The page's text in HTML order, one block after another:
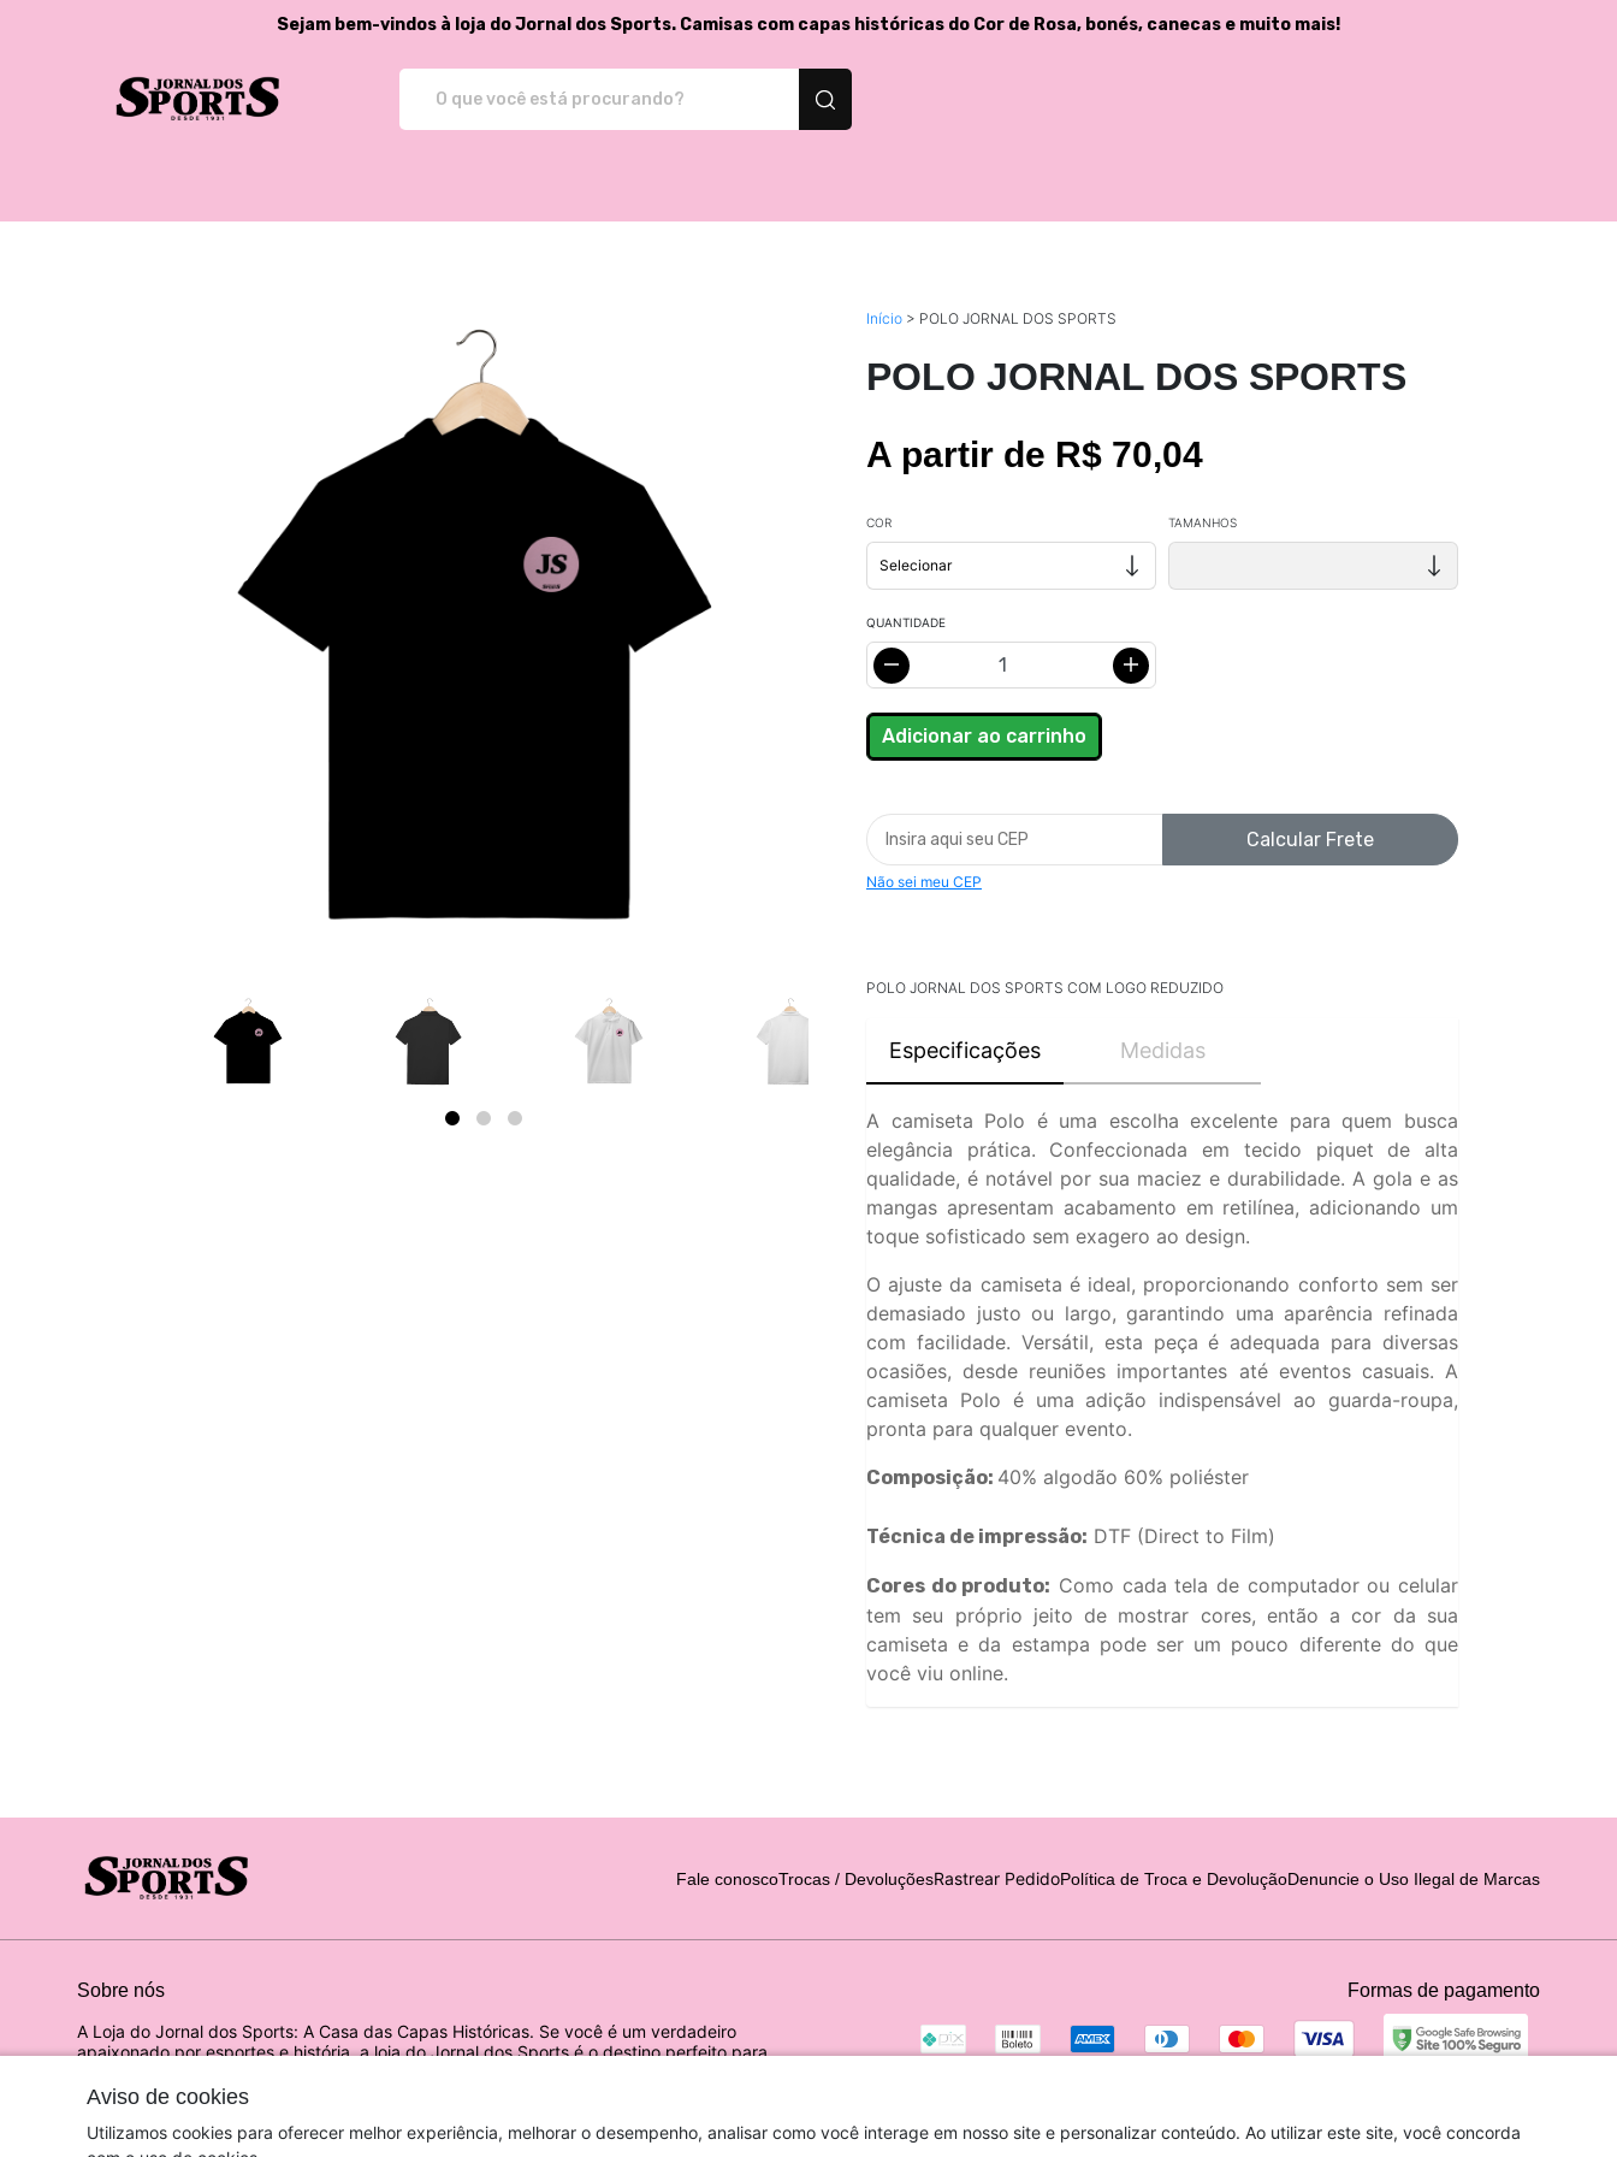
Sejam bem-vindos à loja do Jornal dos Sports. Camisas com capas históricas do Cor de Rosa, bonés, canecas e muito mais!
Jornal dos Sports - Store - Camisetas e produtos personalizados
Início > POLO JORNAL DOS SPORTS
POLO JORNAL DOS SPORTS
A partir de R$ 70,04
COR TAMANHOS
QUANTIDADE
Calcular Frete
Não sei meu CEP
POLO JORNAL DOS SPORTS COM LOGO REDUZIDO
Especificações Medidas
A camiseta Polo é uma escolha excelente para quem busca
elegância prática. Confeccionada em tecido piquet de alta
qualidade, é notável por sua maciez e durabilidade. A gola e as
mangas apresentam acabamento em retilínea, adicionando um
toque sofisticado sem exagero ao design.
O ajuste da camiseta é ideal, proporcionando conforto sem ser
demasiado justo ou largo, garantindo uma aparência refinada
com facilidade. Versátil, esta peça é adequada para diversas
ocasiões, desde reuniões importantes até eventos casuais. A
camiseta Polo é uma adição indispensável ao guarda-roupa,
pronta para qualquer evento.
Composição: 40% algodão 60% poliéster
Técnica de impressão: DTF (Direct to Film)
Cores do produto: Como cada tela de computador ou celular
tem seu próprio jeito de mostrar cores, então a cor da sua
camiseta e da estampa pode ser um pouco diferente do que
você viu online.
Aviso de cookies
Utilizamos cookies para oferecer melhor experiência, melhorar o desempenho, analisar como você interage em nosso site e personalizar conteúdo. Ao utilizar este site, você concorda
Fale conoscoTrocas / DevoluçõesRastrear PedidoPolítica de Troca e DevoluçãoDenuncie o Uso Ilegal de Marcas
Sobre nós
A Loja do Jornal dos Sports: A Casa das Capas Históricas. Se você é um verdadeiro
apaixonado por esportes e história, a loja do Jornal dos Sports é o destino perfeito para
Formas de pagamento